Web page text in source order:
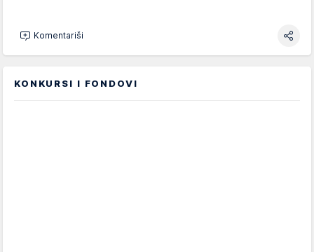
Komentariši
KONKURSI I FONDOVI